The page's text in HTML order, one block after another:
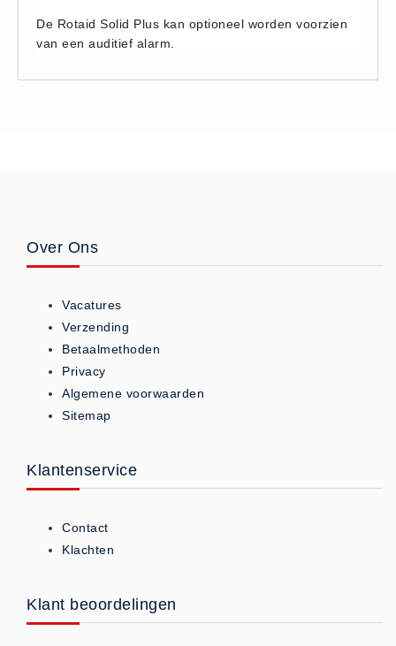
Brandwondmaterialen -
Algemeen (9)
Desinfectants (6)
Huidverzorging (5)
Koud - Warm kompressen (3)
Spieren en gewrichten (0)
Teken - Beten sets (5)
Eerste Hulp Paneel
Evacuatie
Evacuatie (19)
Noodverlichting (1)
Stoelen (5)
De Rotaid Solid Plus kan optioneel worden voorzien
van een auditief alarm.
Over Ons
Vacatures
Verzending
Betaalmethoden
Privacy
Algemene voorwaarden
Sitemap
Klantenservice
Contact
Klachten
Klant beoordelingen